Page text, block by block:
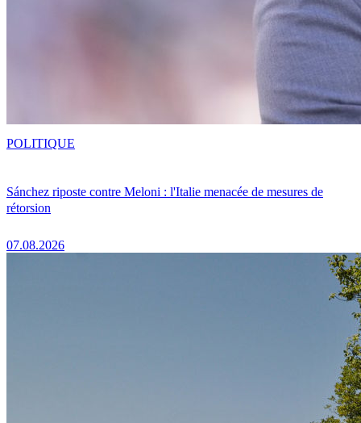
Sánchez riposte contre Meloni : l'Italie menacée de mesures de
rétorsion
07.08.2026
POLITIQUE